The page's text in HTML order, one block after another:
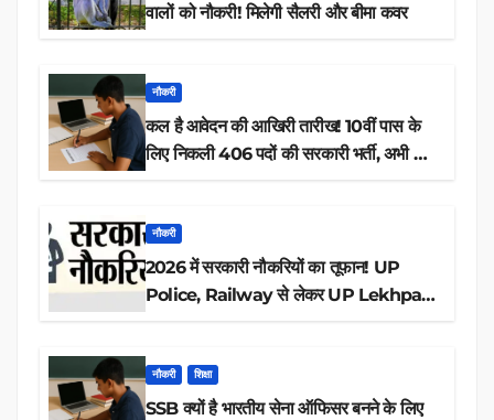
वालों को नौकरी! मिलेगी सैलरी और बीमा कवर
नौकरी
कल है आवेदन की आखिरी तारीख! 10वीं पास के
लिए निकली 406 पदों की सरकारी भर्ती, अभी करें
नौकरी
2026 में सरकारी नौकरियों का तूफान! UP
Police, Railway से लेकर UP Lekhpal
नौकरी शिक्षा
SSB क्यों है भारतीय सेना ऑफिसर बनने के लिए